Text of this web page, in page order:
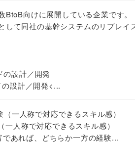
向けに展開している企業です。
して同社の基幹システムのリプレイ
の設計／開発
設計／開発<...
一人称で対応できるスキル感）
人称で対応できるスキル感）
あれば、どちらか一方の経験...